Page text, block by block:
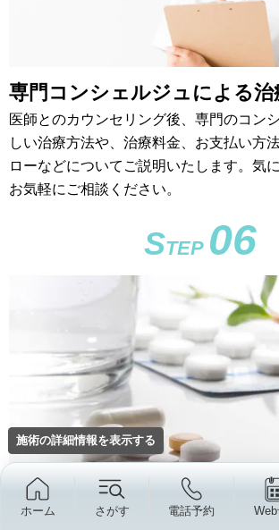
専門コンシェルジュによる治
医師とのカウンセリング後、専門のコン
しい治療方法や、治療料金、お支払い方
ローなどについてご説明いたします。気
お気軽にご相談ください。
STEP 06
薄毛治療の開始
施術の詳細情報を表示する
ホーム さがす 電話予約